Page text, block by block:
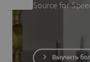
Source for
оперативно
моделировать
обработки
Выучить